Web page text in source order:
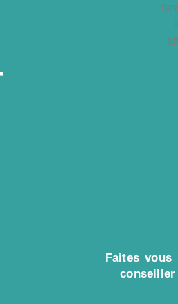
Faites vous
conseiller